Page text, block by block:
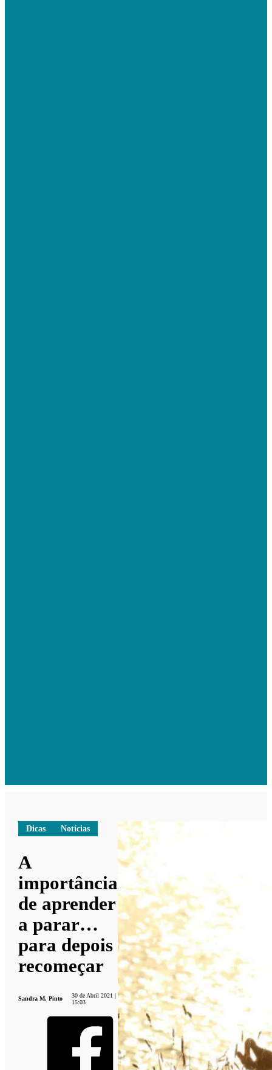
Dicas Notícias
A
importância
de aprender
a parar…
para depois
recomeçar
Sandra M. Pinto
30 de Abril 2021 |
15:03